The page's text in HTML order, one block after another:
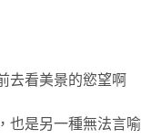
去看美景的慾望啊
也是另一種無法言喻